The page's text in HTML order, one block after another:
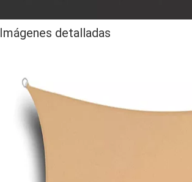
Imágenes detalladas